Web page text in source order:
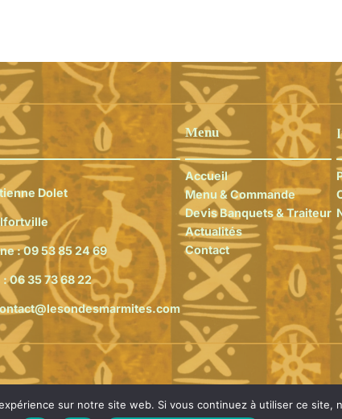
Dolet
:09 53 85 24 69
:06 35 73 68 22
Menu
Accueil
Menu & Commande
Devis Banquets & Traiteur
Actualités
Contact
sur notre site web. Si vous continuez à utiliser ce site,